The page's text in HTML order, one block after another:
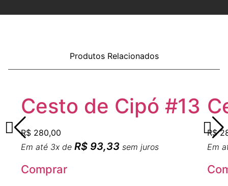
Produtos Relacionados
Cesto de Cipó #13
R$ 280,00
Em até 3x de R$ 93,33 sem juros
Comprar
R$
Em